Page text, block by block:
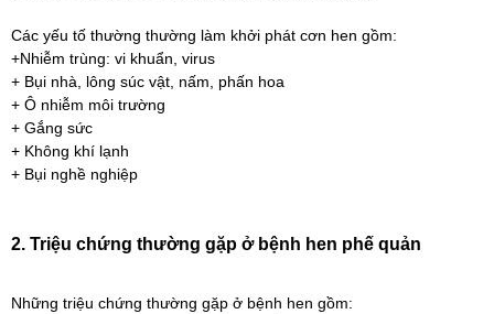
Các yếu tố thường thường làm khởi phát cơn hen gồm:
+Nhiễm trùng: vi khuẩn, virus
+ Bụi nhà, lông súc vật, nấm, phấn hoa
+ Ô nhiễm môi trường
+ Gắng sức
+ Không khí lạnh
+ Bụi nghề nghiệp
2. Triệu chứng thường gặp ở bệnh hen phế quản
Những triệu chứng thường gặp ở bệnh hen gồm: